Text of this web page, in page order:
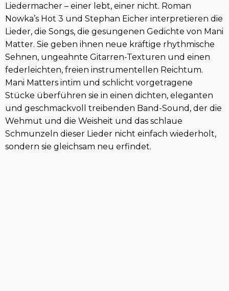
Liedermacher – einer lebt, einer nicht. Roman
Nowka’s Hot 3 und Stephan Eicher interpretieren die
Lieder, die Songs, die gesungenen Gedichte von Mani
Matter. Sie geben ihnen neue kräftige rhythmische
Sehnen, ungeahnte Gitarren-Texturen und einen
federleichten, freien instrumentellen Reichtum.
Mani Matters intim und schlicht vorgetragene
Stücke überführen sie in einen dichten, eleganten
und geschmackvoll treibenden Band-Sound, der die
Wehmut und die Weisheit und das schlaue
Schmunzeln dieser Lieder nicht einfach wiederholt,
sondern sie gleichsam neu erfindet.